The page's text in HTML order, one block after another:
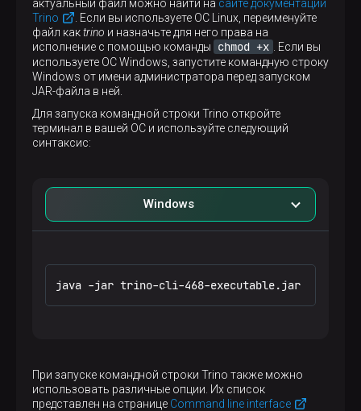
актуальный файл можно найти на сайте документации
Trino
. Если вы используете ОС Linux, переименуйте
файл какtrino и назначьте для него права на
исполнение с помощью команды
chmod +x
. Если вы
используете ОС Windows, запустите командную строку
Windows от имени администратора перед запуском
JAR-файла в ней.
Для запуска командной строки Trino откройте
терминал в вашей ОС и используйте следующий
синтаксис:
Windows
java -jar trino-cli-468-executable.jar http://
При запуске командной строки Trino также можно
использовать различные опции. Их список
представлен на странице Command line interface